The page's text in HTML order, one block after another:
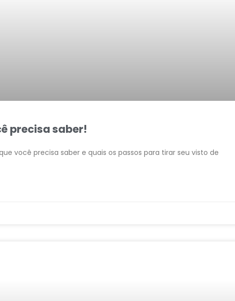
precisa saber!
você precisa saber e quais os passos para tirar seu visto de